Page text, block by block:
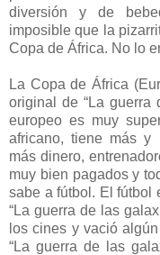
diversión y de
imposible que la
Copa de África. No lo
La Copa de África
original de “La guerra
europeo es muy
africano, tiene más y
más dinero,
muy bien pagados y
sabe a fútbol. El fútbol
“La guerra de las
los cines y vació
“La guerra de las